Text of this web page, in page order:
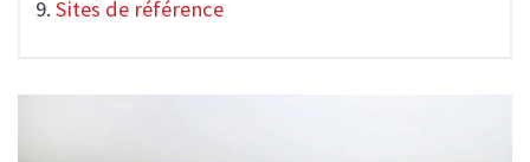
Sites de référence